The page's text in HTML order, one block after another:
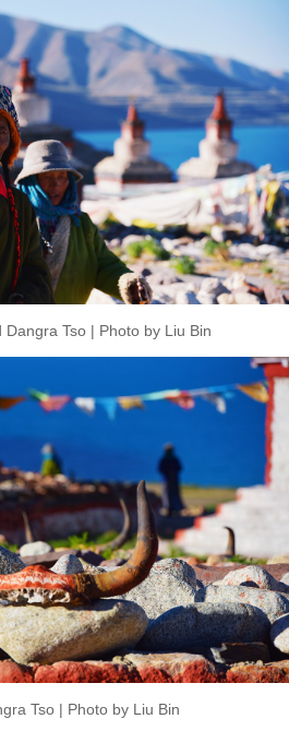
Dangra Tso | Photo by Liu Bin
Tso | Photo by Liu Bin